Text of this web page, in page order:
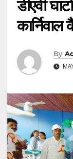
डीएवी
By